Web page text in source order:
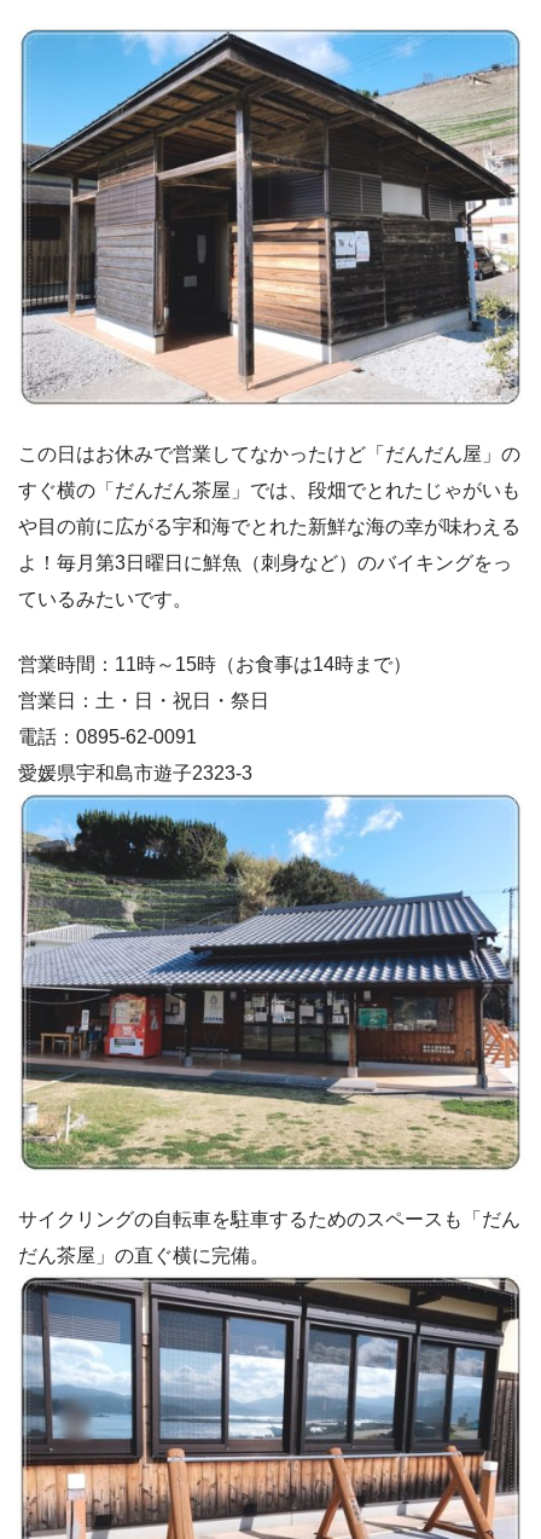
この日はお休みで営業してなかったけど「だんだん屋」の
すぐ横の「だんだん茶屋」では、段畑でとれたじゃがいも
や目の前に広がる宇和海でとれた新鮮な海の幸が味わえる
よ！毎月第3日曜日に鮮魚（刺身など）のバイキングをっ
ているみたいです。
営業時間：11時～15時（お食事は14時まで）
営業日：土・日・祝日・祭日
電話：0895-62-0091
愛媛県宇和島市遊子2323-3
サイクリングの自転車を駐車するためのスペースも「だん
だん茶屋」の直ぐ横に完備。